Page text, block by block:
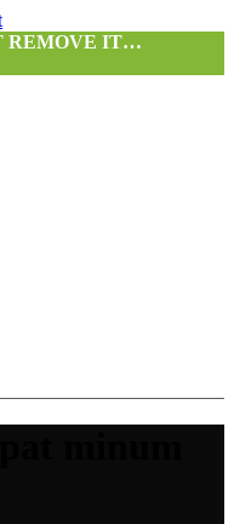
REMOVE IT…